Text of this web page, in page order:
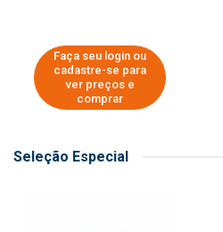
Faça seu login ou
cadastre-se para
ver preços e
comprar
Seleção Especial